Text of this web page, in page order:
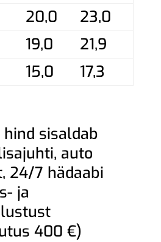
20,0
23,0
19,0
21,9
15,0 17,3
sisaldab
auto
24/7 hädaabi
ja
400 €)